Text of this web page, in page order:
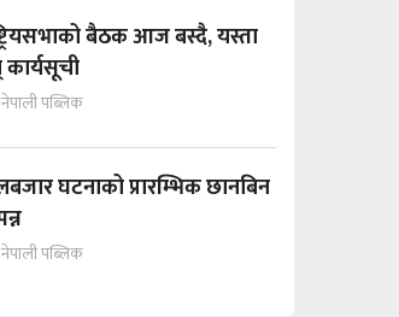
बैठक आज बस्दै, यस्ता
नेपाली पब्लिक
घटनाको प्रारम्भिक छानबिन
नेपाली पब्लिक